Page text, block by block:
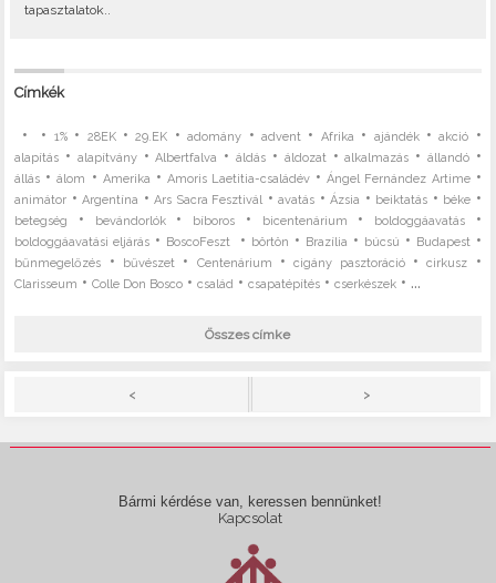
tapasztalatok..
Címkék
• • 1%• 28EK•29.EK •adomány •advent • Afrika • ajándék•akció •
alapítás • alapítvány•Albertfalva •áldás • áldozat •alkalmazás • állandó•
állás •álom • Amerika • Amoris Laetitia-családév •Ángel Fernández Artime•
animátor •Argentína •Ars Sacra Fesztivál •avatás •Ázsia • beiktatás • béke •
betegség • bevándorlók• bíboros • bicentenárium • boldoggáavatás•
boldoggáavatási eljárás • BoscoFeszt • börtön • Brazília • búcsú • Budapest •
bűnmegelőzés • bűvészet • Centenárium •cigány pasztoráció•cirkusz •
Clarisseum •Colle Don Bosco •család •csapatépítés •cserkészek • ...
Összes címke
< >
Bármi kérdése van, keressen bennünket!
Kapcsolat